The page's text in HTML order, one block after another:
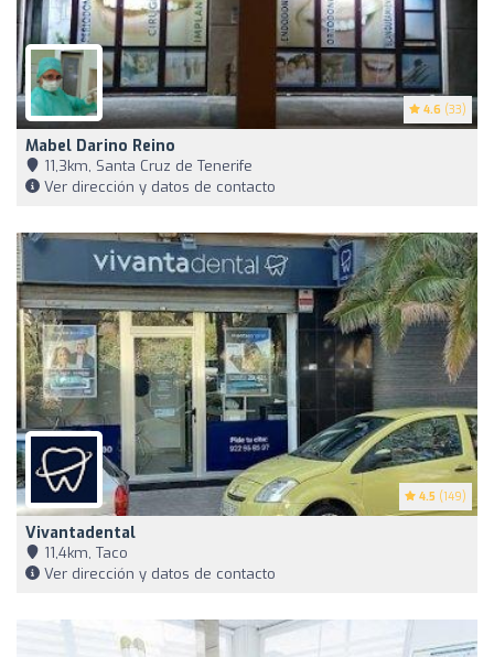
4.6 (33)
Mabel Darino Reino
11,3km, Santa Cruz de Tenerife
Ver dirección y datos de contacto
4.5 (149)
Vivantadental
11,4km, Taco
Ver dirección y datos de contacto